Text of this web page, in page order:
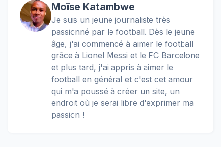
Moïse Katambwe
Je suis un jeune journaliste très
passionné par le football. Dès le jeune
âge, j'ai commencé à aimer le football
grâce à Lionel Messi et le FC Barcelone
et plus tard, j'ai appris à aimer le
football en général et c'est cet amour
qui m'a poussé à créer un site, un
endroit où je serai libre d'exprimer ma
passion !